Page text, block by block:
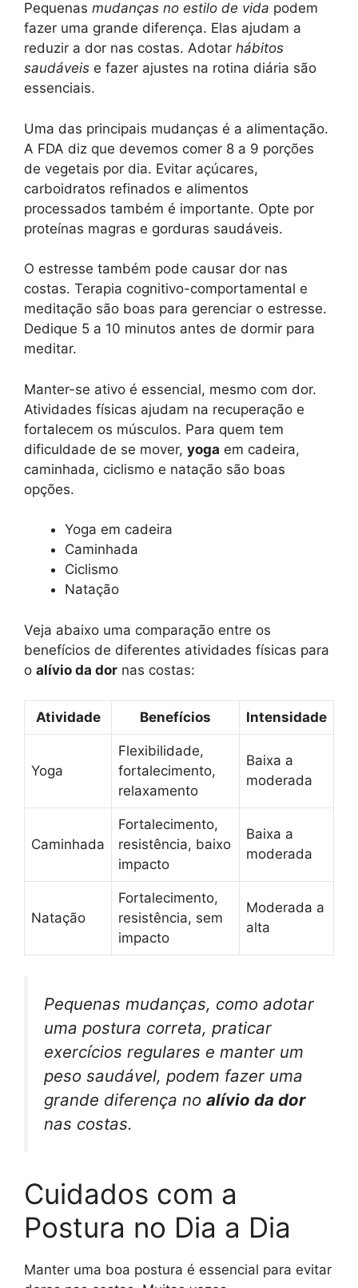
Pequenas mudanças no estilo de vida podem
fazer uma grande diferença. Elas ajudam a
reduzir a dor nas costas. Adotar hábitos
saudáveis e fazer ajustes na rotina diária são
essenciais.
Uma das principais mudanças é a alimentação.
A FDA diz que devemos comer 8 a 9 porções
de vegetais por dia. Evitar açúcares,
carboidratos refinados e alimentos
processados também é importante. Opte por
proteínas magras e gorduras saudáveis.
O estresse também pode causar dor nas
costas. Terapia cognitivo-comportamental e
meditação são boas para gerenciar o estresse.
Dedique 5 a 10 minutos antes de dormir para
meditar.
Manter-se ativo é essencial, mesmo com dor.
Atividades físicas ajudam na recuperação e
fortalecem os músculos. Para quem tem
dificuldade de se mover, yoga em cadeira,
caminhada, ciclismo e natação são boas
opções.
Yoga em cadeira
Caminhada
Ciclismo
Natação
Veja abaixo uma comparação entre os
benefícios de diferentes atividades físicas para
o alívio da dor nas costas:
Atividade Benefícios Intensidade
Yoga
Flexibilidade,
fortalecimento,
relaxamento
Baixa a
moderada
Caminhada
Fortalecimento,
resistência, baixo
impacto
Baixa a
moderada
Natação
Fortalecimento,
resistência, sem
impacto
Moderada a
alta
Pequenas mudanças, como adotar
uma postura correta, praticar
exercícios regulares e manter um
peso saudável, podem fazer uma
grande diferença no alívio da dor
nas costas.
Cuidados com a
Postura no Dia a Dia
Manter uma boa postura é essencial para evitar